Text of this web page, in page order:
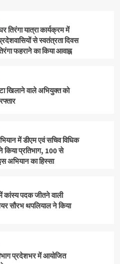
तिरंगा यात्रा कार्यक्रम में
से स्वतंत्रता दिवस
फहराने का किया आवाह्न
खिलाने वाले अभियुक्त को
में डीएम एवं सचिव विधिक
किया प्रतिभाग, 100 से
अभियान का हिस्सा
पदक जीतने वाली
सौरभ थपलियाल ने किया
प्रदेशभर में आयोजित